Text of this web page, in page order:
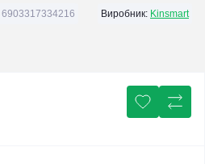
6903317334216 Виробник: Kinsmart